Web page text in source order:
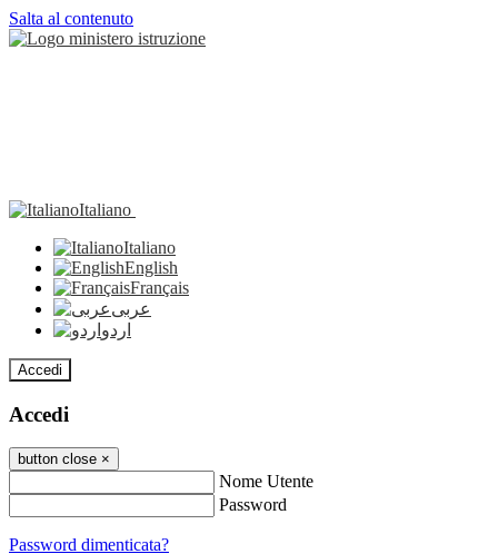
Salta al contenuto
Italiano
Italiano
English
Français
عربى
اردو
Accedi
Accedi
button close ×
Nome Utente
Password
Password dimenticata?